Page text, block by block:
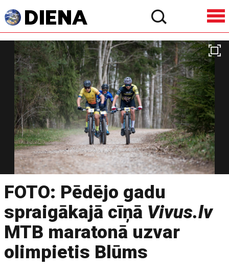
FOTO: Pēdējo gadu
spraigākajā cīņā Vivus.lv
MTB maratonā uzvar
olimpietis Blūms